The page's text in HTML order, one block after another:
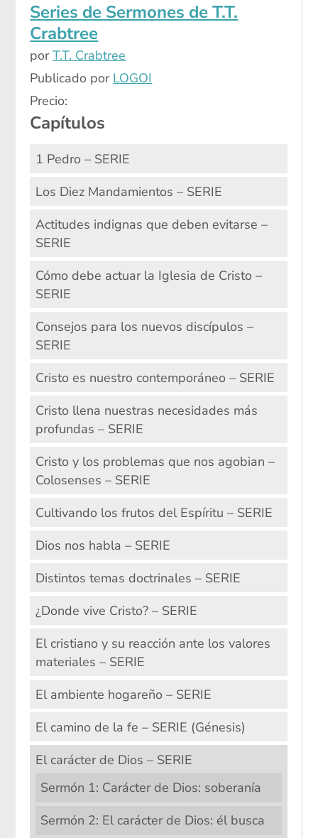
Series de Sermones de T.T.
Crabtree
porT.T. Crabtree
Publicado por LOGOI
Precio:
Capítulos
1 Pedro – SERIE
Los Diez Mandamientos – SERIE
Actitudes indignas que deben evitarse –
SERIE
Cómo debe actuar la Iglesia de Cristo –
SERIE
Consejos para los nuevos discípulos –
SERIE
Cristo es nuestro contemporáneo – SERIE
Cristo llena nuestras necesidades más
profundas – SERIE
Cristo y los problemas que nos agobian –
Colosenses – SERIE
Cultivando los frutos del Espíritu – SERIE
Dios nos habla – SERIE
Distintos temas doctrinales – SERIE
¿Donde vive Cristo? – SERIE
El cristiano y su reacción ante los valores
materiales – SERIE
El ambiente hogareño – SERIE
El camino de la fe – SERIE (Génesis)
El carácter de Dios – SERIE
Sermón 1: Carácter de Dios: soberanía
Sermón 2: El carácter de Dios: él busca